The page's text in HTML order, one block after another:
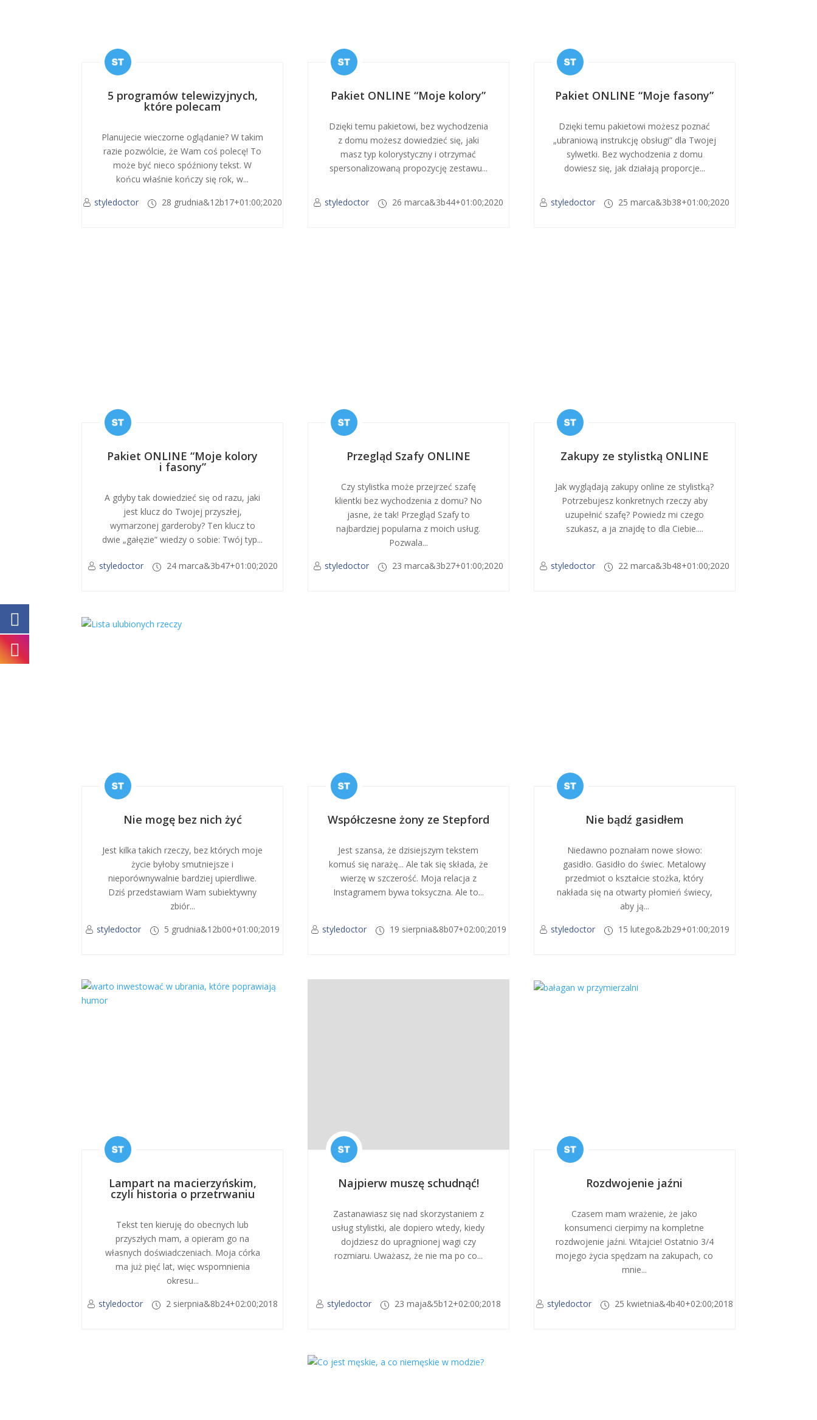
5 programów telewizyjnych,
które polecam
Planujecie wieczorne oglądanie? W takim
razie pozwólcie, że Wam coś polecę! To
może być nieco spóźniony tekst. W
końcu właśnie kończy się rok, w...
styledoctor
28 grudnia&12b17+01:00;2020
Pakiet ONLINE “Moje kolory”
Dzięki temu pakietowi, bez wychodzenia
z domu możesz dowiedzieć się, jaki
masz typ kolorystyczny i otrzymać
spersonalizowaną propozycję zestawu...
styledoctor 26 marca&3b44+01:00;2020
Pakiet ONLINE “Moje fasony”
Dzięki temu pakietowi możesz poznać
„ubraniową instrukcję obsługi” dla Twojej
sylwetki. Bez wychodzenia z domu
dowiesz się, jak działają proporcje...
styledoctor 25 marca&3b38+01:00;2020
Pakiet ONLINE “Moje kolory
i fasony”
A gdyby tak dowiedzieć się od razu, jaki
jest klucz do Twojej przyszłej,
wymarzonej garderoby? Ten klucz to
dwie „gałęzie” wiedzy o sobie: Twój typ...
styledoctor 24 marca&3b47+01:00;2020
Przegląd Szafy ONLINE
Czy stylistka może przejrzeć szafę
klientki bez wychodzenia z domu? No
jasne, że tak! Przegląd Szafy to
najbardziej popularna z moich usług.
Pozwala...
styledoctor
23 marca&3b27+01:00;2020
Zakupy ze stylistką ONLINE
Jak wyglądają zakupy online ze stylistką?
Potrzebujesz konkretnych rzeczy aby
uzupełnić szafę? Powiedz mi czego
szukasz, a ja znajdę to dla Ciebie....
styledoctor 22 marca&3b48+01:00;2020
Nie mogę bez nich żyć
Jest kilka takich rzeczy, bez których moje
życie byłoby smutniejsze i
nieporównywalnie bardziej upierdliwe.
Dziś przedstawiam Wam subiektywny
zbiór...
styledoctor
5 grudnia&12b00+01:00;2019
Współczesne żony ze Stepford
Jest szansa, że dzisiejszym tekstem
komuś się narażę... Ale tak się składa, że
wierzę w szczerość. Moja relacja z
Instagramem bywa toksyczna. Ale to...
styledoctor 19 sierpnia&8b07+02:00;2019
Nie bądź gasidłem
Niedawno poznałam nowe słowo:
gasidło. Gasidło do świec. Metalowy
przedmiot o kształcie stożka, który
nakłada się na otwarty płomień świecy,
aby ją...
styledoctor
15 lutego&2b29+01:00;2019
Lampart na macierzyńskim,
czyli historia o przetrwaniu
Tekst ten kieruję do obecnych lub
przyszłych mam, a opieram go na
własnych doświadczeniach. Moja córka
ma już pięć lat, więc wspomnienia
okresu...
styledoctor
2 sierpnia&8b24+02:00;2018
Najpierw muszę schudnąć!
Zastanawiasz się nad skorzystaniem z
usług stylistki, ale dopiero wtedy, kiedy
dojdziesz do upragnionej wagi czy
rozmiaru. Uważasz, że nie ma po co...
styledoctor 23 maja&5b12+02:00;2018
Rozdwojenie jaźni
Czasem mam wrażenie, że jako
konsumenci cierpimy na kompletne
rozdwojenie jaźni. Witajcie! Ostatnio 3/4
mojego życia spędzam na zakupach, co
mnie...
styledoctor 25 kwietnia&4b40+02:00;2018